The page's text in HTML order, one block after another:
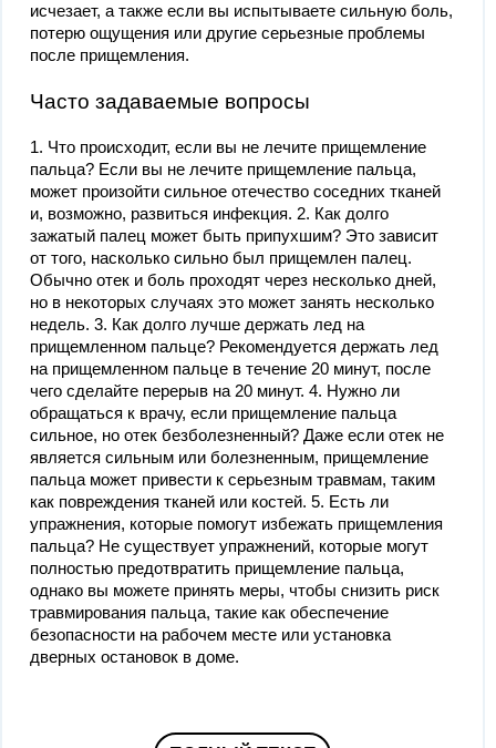
исчезает, а также если вы испытываете сильную боль,
потерю ощущения или другие серьезные проблемы
после прищемления.
Часто задаваемые вопросы
1. Что происходит, если вы не лечите прищемление
пальца? Если вы не лечите прищемление пальца,
может произойти сильное отечество соседних тканей
и, возможно, развиться инфекция. 2. Как долго
зажатый палец может быть припухшим? Это зависит
от того, насколько сильно был прищемлен палец.
Обычно отек и боль проходят через несколько дней,
но в некоторых случаях это может занять несколько
недель. 3. Как долго лучше держать лед на
прищемленном пальце? Рекомендуется держать лед
на прищемленном пальце в течение 20 минут, после
чего сделайте перерыв на 20 минут. 4. Нужно ли
обращаться к врачу, если прищемление пальца
сильное, но отек безболезненный? Даже если отек не
является сильным или болезненным, прищемление
пальца может привести к серьезным травмам, таким
как повреждения тканей или костей. 5. Есть ли
упражнения, которые помогут избежать прищемления
пальца? Не существует упражнений, которые могут
полностью предотвратить прищемление пальца,
однако вы можете принять меры, чтобы снизить риск
травмирования пальца, такие как обеспечение
безопасности на рабочем месте или установка
дверных остановок в доме.